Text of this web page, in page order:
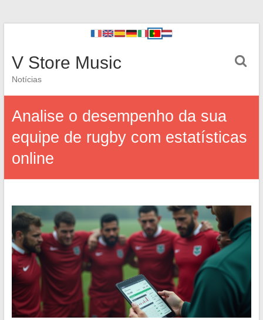
V Store Music
Notícias
Analise o desempenho da sua
equipe de rugby com estatísticas
online